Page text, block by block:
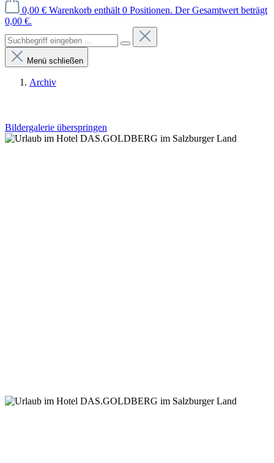
0,00 € Warenkorb enthält 0 Positionen. Der Gesamtwert beträgt
0,00 €.
Menü schließen
Archiv
Bildergalerie überspringen